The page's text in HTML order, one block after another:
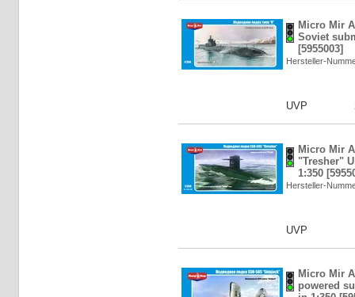
Micro Mir
Soviet
[5955003]
Hersteller-
UVP
Micro Mir
"Tresher"
1:350
Hersteller-
UVP
Micro Mir
powered